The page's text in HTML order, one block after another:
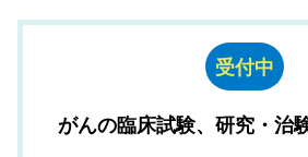
受付中
がんの臨床試験、研究・治